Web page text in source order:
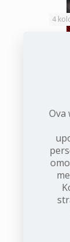
4
Ova